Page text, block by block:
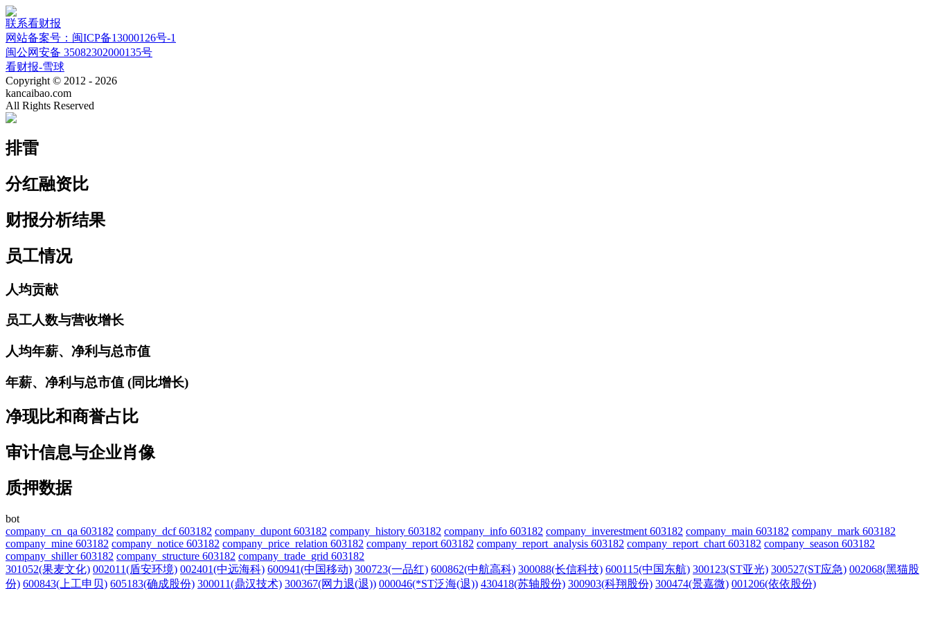
联系看财报
网站备案号：闽ICP备13000126号-1
闽公网安备 35082302000135号
看财报-雪球
Copyright © 2012 - 2026
kancaibao.com
All Rights Reserved
排雷
分红融资比
财报分析结果
员工情况
人均贡献
员工人数与营收增长
人均年薪、净利与总市值
年薪、净利与总市值 (同比增长)
净现比和商誉占比
审计信息与企业肖像
质押数据
bot
company_cn_qa 603182 company_dcf 603182 company_dupont 603182 company_history 603182 company_info 603182 company_inverestment 603182 company_main 603182 company_mark 603182
company_mine 603182 company_notice 603182 company_price_relation 603182 company_report 603182 company_report_analysis 603182 company_report_chart 603182 company_season 603182
company_shiller 603182 company_structure 603182 company_trade_grid 603182
301052(果麦文化) 002011(盾安环境) 002401(中远海科) 600941(中国移动) 300723(一品红) 600862(中航高科) 300088(长信科技) 600115(中国东航) 300123(ST亚光) 300527(ST应急) 002068(黑猫股
份) 600843(上工申贝) 605183(确成股份) 300011(鼎汉技术) 300367(网力退(退)) 000046(*ST泛海(退)) 430418(苏轴股份) 300903(科翔股份) 300474(景嘉微) 001206(依依股份)